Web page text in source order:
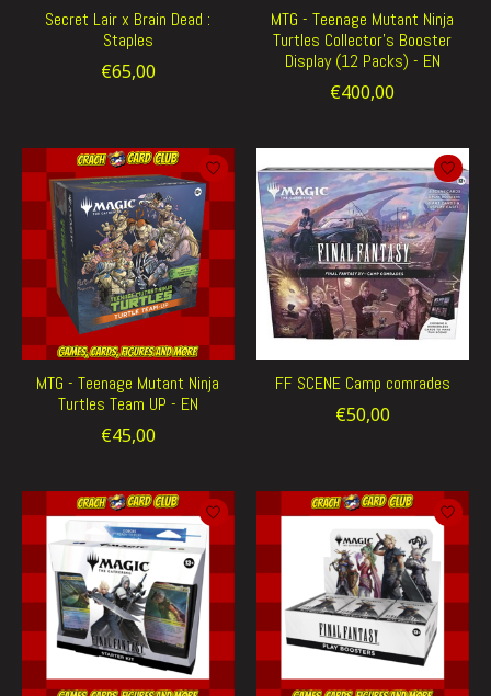
Secret Lair x Brain Dead :
Staples
€65,00
MTG - Teenage Mutant Ninja
Turtles Collector's Booster
Display (12 Packs) - EN
€400,00
MTG - Teenage Mutant Ninja
Turtles Team UP - EN
€45,00
FF SCENE Camp comrades
€50,00